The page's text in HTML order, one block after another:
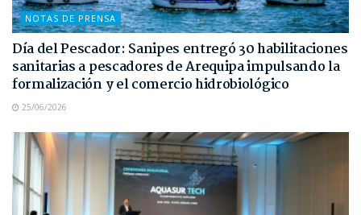
NOTAS DE PRENSA
Día del Pescador: Sanipes entregó 30 habilitaciones
sanitarias a pescadores de Arequipa impulsando la
formalización y el comercio hidrobiológico
25/06/2026